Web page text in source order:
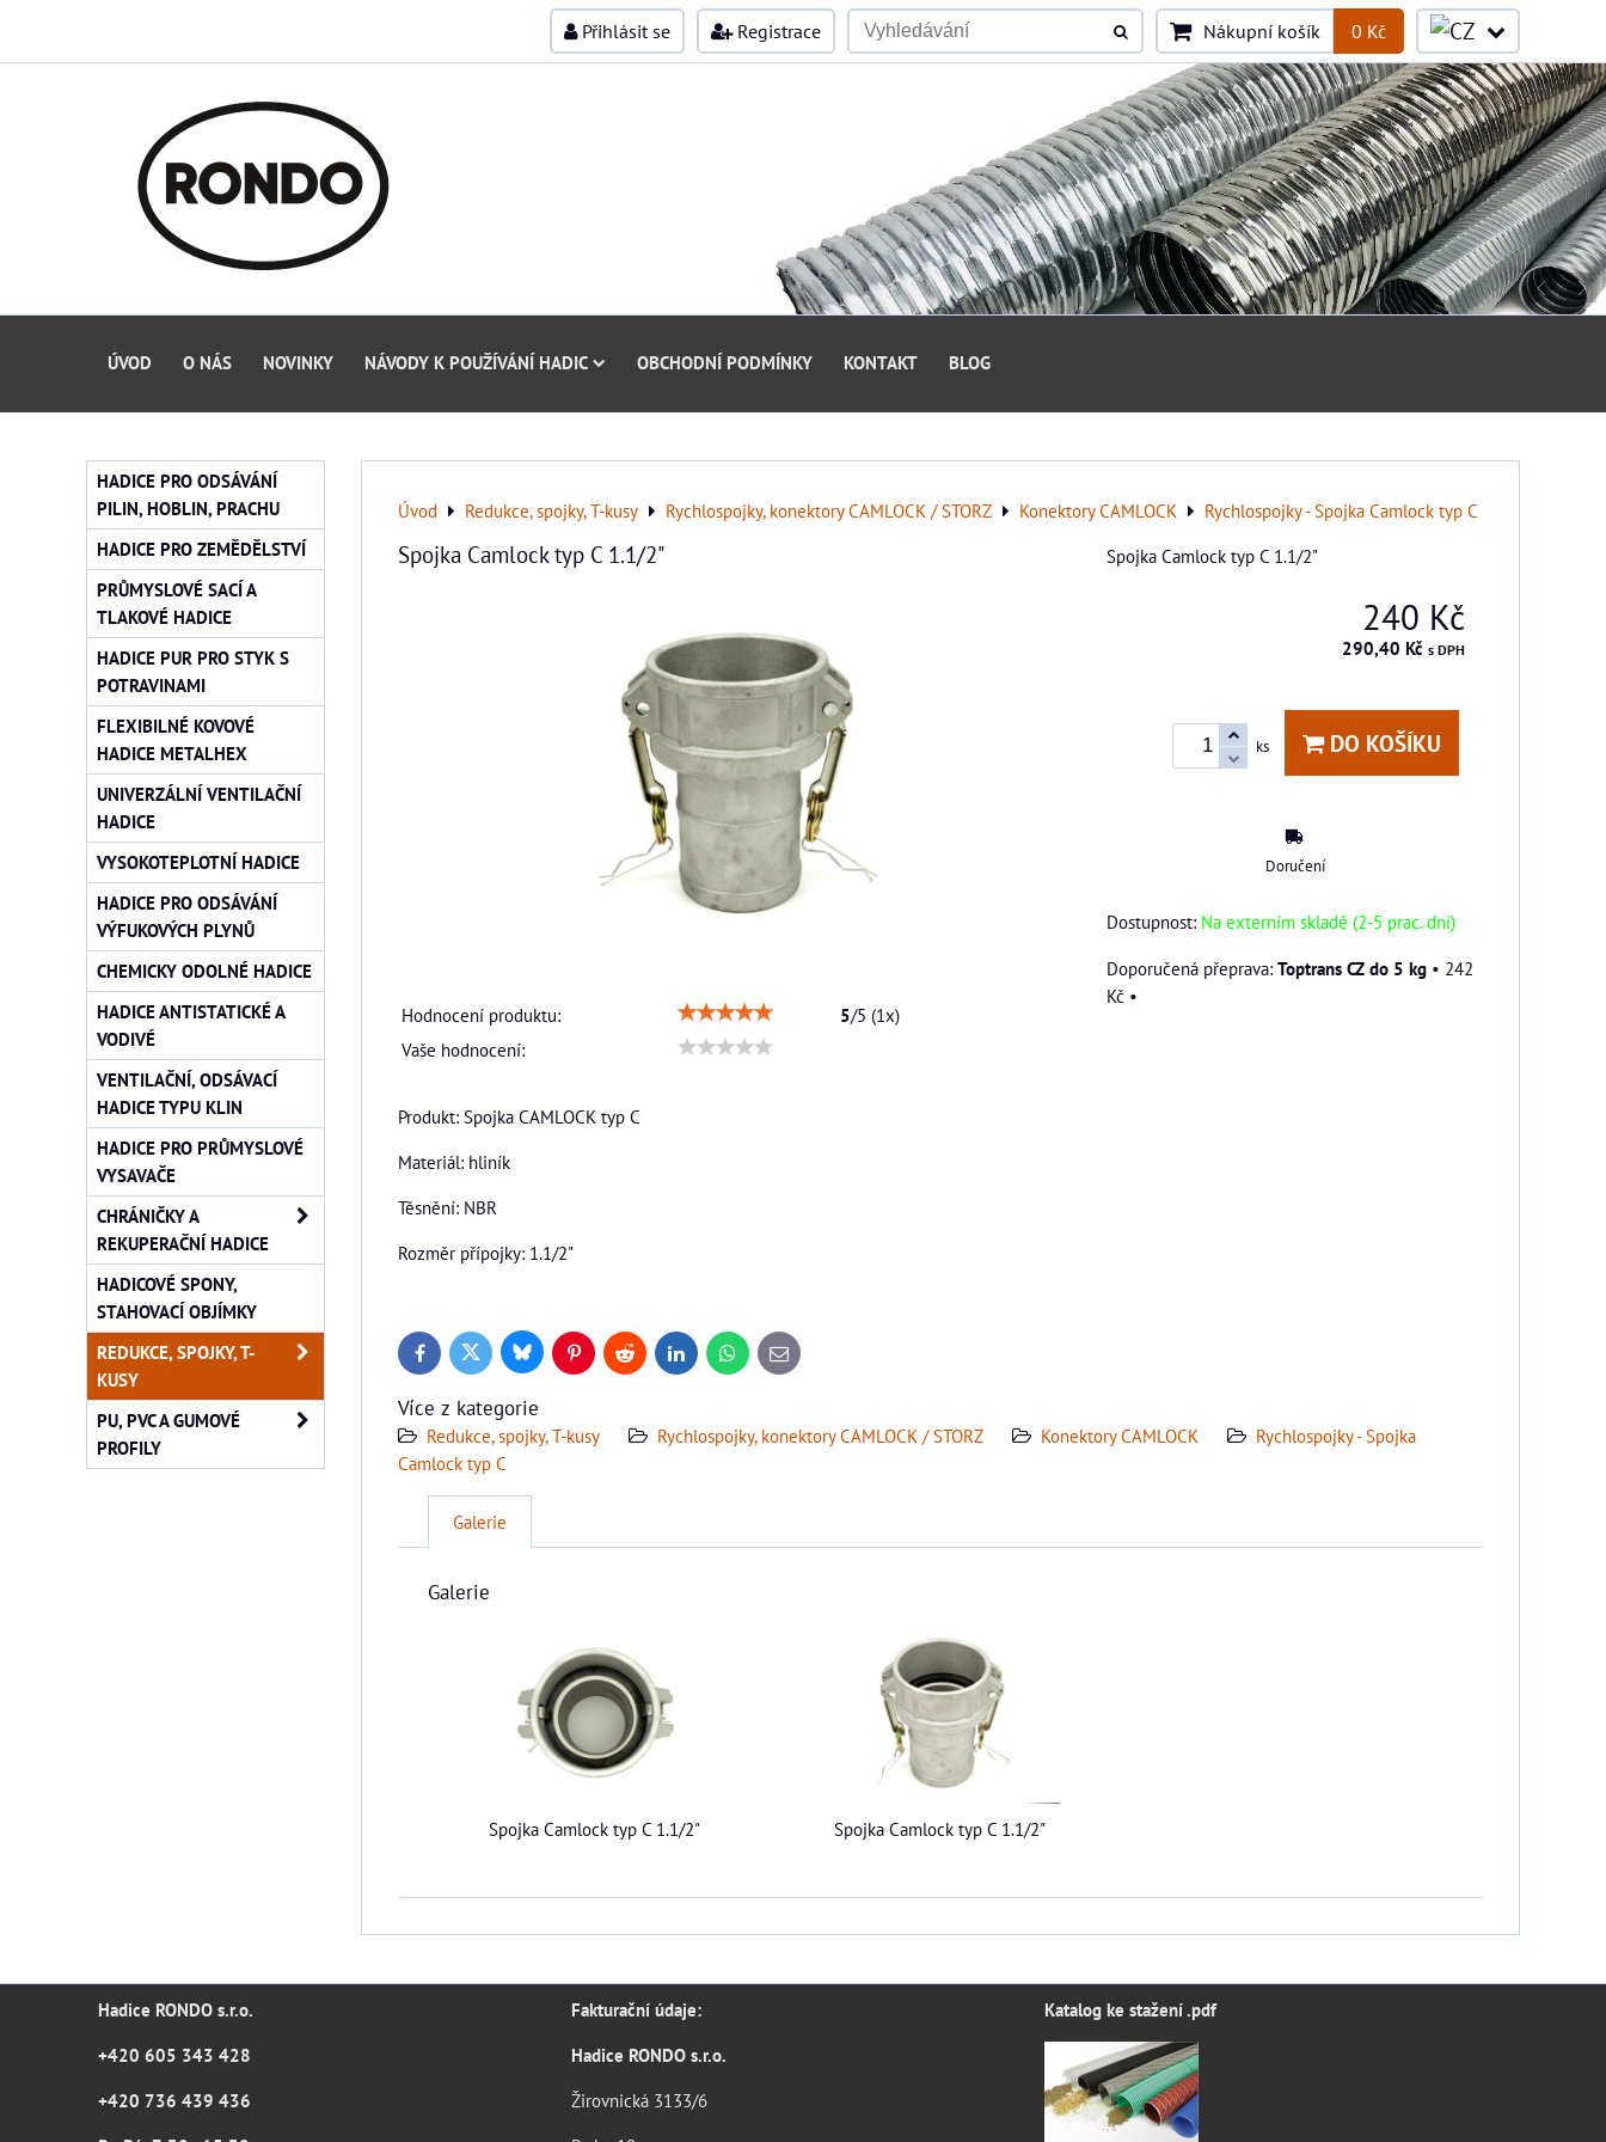
Přihlásit se Registrace Nákupní košík 0 Kč
ÚVOD O NÁS NOVINKY NÁVODY K POUŽÍVÁNÍ HADIC OBCHODNÍ PODMÍNKY KONTAKT BLOG
Úvod Redukce, spojky, T-kusy Rychlospojky, konektory CAMLOCK / STORZ Konektory CAMLOCK Rychlospojky - Spojka Camlock typ C
Spojka Camlock typ C 1.1/2"
Hodnocení produktu: 5/5 (1x)
Vaše hodnocení:
Spojka Camlock typ C 1.1/2"
240 Kč
290,40 Kč s DPH
ks DO KOŠÍKU
Doručení
Dostupnost: Na externím skladě (2-5 prac. dní)
Toptrans CZ do 5 kg • 242
Kč •
Produkt: Spojka CAMLOCK typ C
Materiál: hliník
Těsnění: NBR
Rozměr přípojky: 1.1/2"
FacebookTwitter BlueskyPinterestReddit LinkedInWhatsApp
E-
mail
Více z kategorie
Redukce, spojky, T-kusy Rychlospojky, konektory CAMLOCK / STORZ Konektory CAMLOCK
Rychlospojky - Spojka
Camlock typ C
Galerie
Galerie
Spojka Camlock typ C 1.1/2" Spojka Camlock typ C 1.1/2"
HADICE PRO ODSÁVÁNÍ
PILIN, HOBLIN, PRACHU
HADICE PRO ZEMĚDĚLSTVÍ
PRŮMYSLOVÉ SACÍ A
TLAKOVÉ HADICE
HADICE PUR PRO STYK S
POTRAVINAMI
FLEXIBILNÉ KOVOVÉ
HADICE METALHEX
UNIVERZÁLNÍ VENTILAČNÍ
HADICE
VYSOKOTEPLOTNÍ HADICE
HADICE PRO ODSÁVÁNÍ
VÝFUKOVÝCH PLYNŮ
CHEMICKY ODOLNÉ HADICE
HADICE ANTISTATICKÉ A
VODIVÉ
VENTILAČNÍ, ODSÁVACÍ
HADICE TYPU KLIN
HADICE PRO PRŮMYSLOVÉ
VYSAVAČE
CHRÁNIČKY A
REKUPERAČNÍ HADICE
HADICOVÉ SPONY,
STAHOVACÍ OBJÍMKY
REDUKCE, SPOJKY, T-
KUSY
PU, PVC A GUMOVÉ
PROFILY
Hadice RONDO s.r.o.
+420 605 343 428
+420 736 439 436
Fakturační údaje:
Hadice RONDO s.r.o.
Žirovnická 3133/6
Katalog ke stažení .pdf